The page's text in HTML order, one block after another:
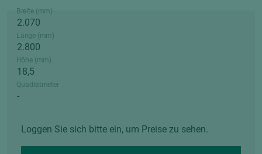
Breite (mm)
Länge (mm)
Höhe (mm)
Quadratmeter
Loggen Sie sich bitte ein, um Preise zu sehen.